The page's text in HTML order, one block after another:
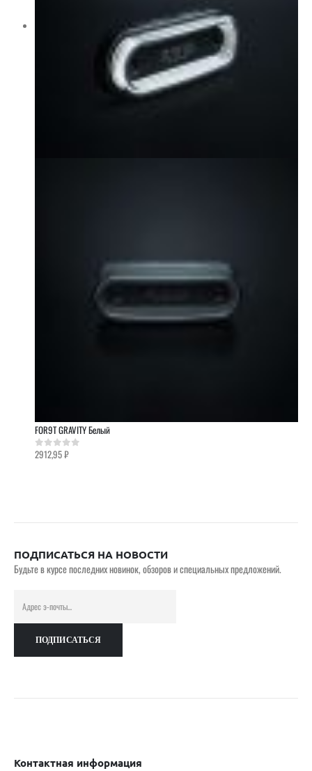
FOR9T GRAVITY Белый
0out of 5
2912,95₽
ПОДПИСАТЬСЯ НА НОВОСТИ
Будьте в курсе последних новинок, обзоров и специальных предложений.
Контактная информация